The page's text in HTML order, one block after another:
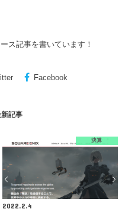
ス記事を書いています！
Facebook
記事
決算
2022.2.4